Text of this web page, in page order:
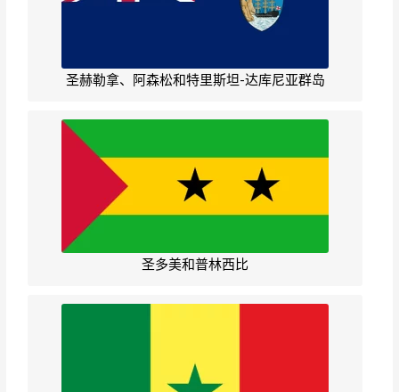
圣赫勒拿、阿森松和特里斯坦-达库尼亚群岛
圣多美和普林西比